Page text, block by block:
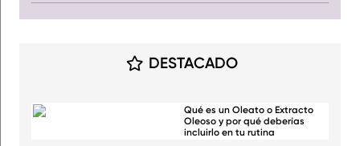
DESTACADO
Qué es un Oleato o Extracto
Oleoso y por qué deberías
incluirlo en tu rutina